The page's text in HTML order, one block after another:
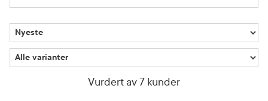
Vurdert av 7 kunder